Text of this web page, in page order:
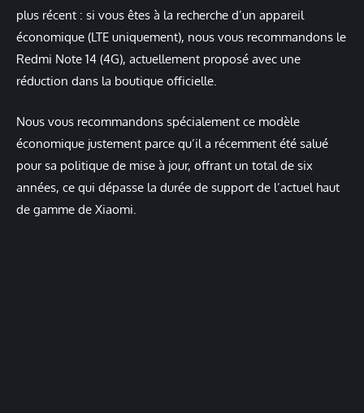
plus récent : si vous êtes à la recherche d’un appareil
économique (LTE uniquement), nous vous recommandons le
Redmi Note 14 (4G), actuellement proposé avec une
réduction dans la boutique officielle.
Nous vous recommandons spécialement ce modèle
économique justement parce qu’il a récemment été salué
pour sa politique de mise à jour, offrant un total de six
années, ce qui dépasse la durée de support de l’actuel haut
de gamme de Xiaomi.